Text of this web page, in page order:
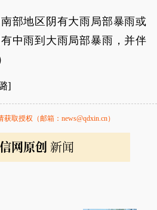
部地区阴有大雨局部暴雨或
中雨到大雨局部暴雨，并伴
]
取授权（邮箱：news@qdxin.cn）
信网原创 新闻